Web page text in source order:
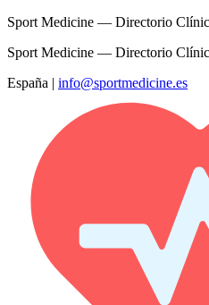
Sport Medicine — Directorio
Sport Medicine — Directorio
España | info@sportmedicine.es